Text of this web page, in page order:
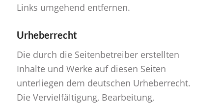
Links umgehend entfernen.
Urheberrecht
Die durch die Seitenbetreiber erstellten
Inhalte und Werke auf diesen Seiten
unterliegen dem deutschen Urheberrecht.
Die Vervielfältigung, Bearbeitung,